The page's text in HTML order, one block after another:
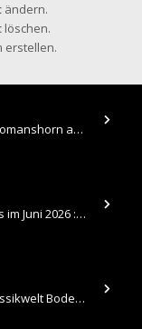
ändern.
löschen.
erstellen.
Hallo , Im Juni veranstaltete die Autobau in Romanshorn auf ihrem Gelände ein kleines Youngtimertreffen : https://up.
​Hallo , Hier sind die Bilder vom Older Classics im Juni 2026 : https://up.picr.de/51155940wd.jpg https://up.pic
Hallo , Hier sind nun meine Bilder 2026er Klassikwelt Bodensee 😀 https://up.picr.de/51125547rb.jpg https://up.pi